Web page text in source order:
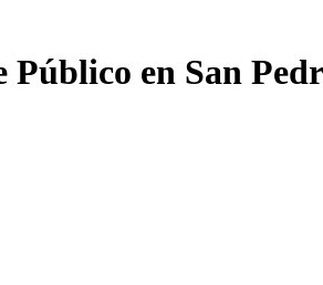
Público en San